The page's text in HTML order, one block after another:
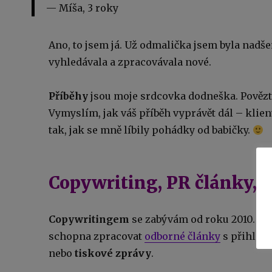
Míša, 3 roky
Ano, to jsem já. Už odmalička jsem byla
vyhledávala a zpracovávala nové.
Příběhy jsou moje srdcovka dodneška.
Vymyslím, jak váš příběh vyprávět dál –
tak, jak se mně líbily pohádky od babičky.
Copywriting, PR články,
Copywritingem se zabývám od roku 2010.
schopna zpracovat odborné články s
nebotiskové zprávy.